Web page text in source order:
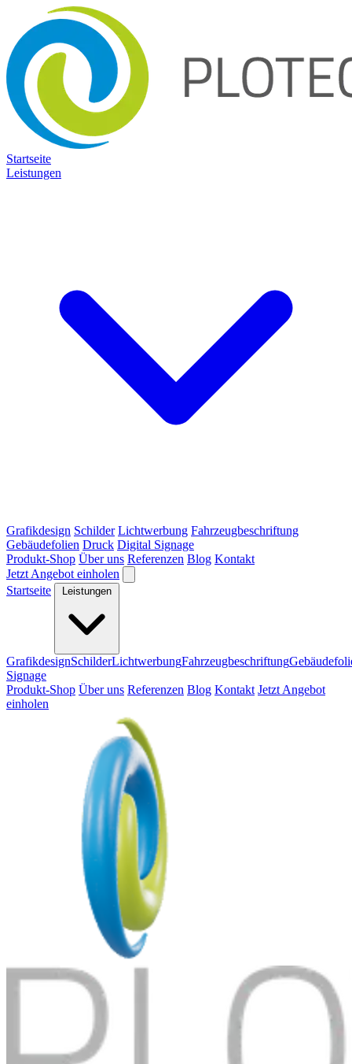
Startseite
Leistungen
Grafikdesign Schilder Lichtwerbung Fahrzeugbeschriftung
Gebäudefolien Druck Digital Signage
Produkt-Shop Über uns Referenzen Blog Kontakt
Jetzt Angebot einholen
Startseite
GrafikdesignSchilderLichtwerbungFahrzeugbeschriftung
Signage
Produkt-Shop Über uns Referenzen Blog Kontakt Jetzt Angebot
einholen